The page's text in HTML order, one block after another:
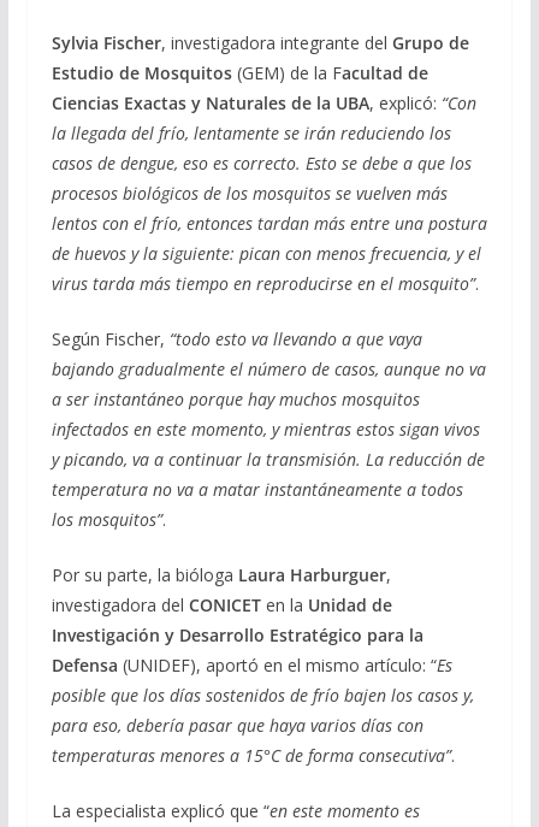
Sylvia Fischer, investigadora integrante del Grupo de
Estudio de Mosquitos(GEM) de la Facultad de
Ciencias Exactas y Naturales de la UBA, explicó: “Con
la llegada del frío, lentamente se irán reduciendo los
casos de dengue, eso es correcto. Esto se debe a que los
procesos biológicos de los mosquitos se vuelven más
lentos con el frío, entonces tardan más entre una postura
de huevos y la siguiente: pican con menos frecuencia, y el
virus tarda más tiempo en reproducirse en el mosquito”.
Según Fischer, “todo esto va llevando a que vaya
bajando gradualmente el número de casos, aunque no va
a ser instantáneo porque hay muchos mosquitos
infectados en este momento, y mientras estos sigan vivos
y picando, va a continuar la transmisión. La reducción de
temperatura no va a matar instantáneamente a todos
los mosquitos”.
Por su parte, la bióloga Laura Harburguer,
investigadora del CONICETen la Unidad de
Investigación y Desarrollo Estratégico para la
Defensa (UNIDEF), aportó en el mismo artículo: “Es
posible que los días sostenidos de frío bajen los casos y,
para eso, debería pasar que haya varios días con
temperaturas menores a 15°C de forma consecutiva”.
La especialista explicó que “en este momento es